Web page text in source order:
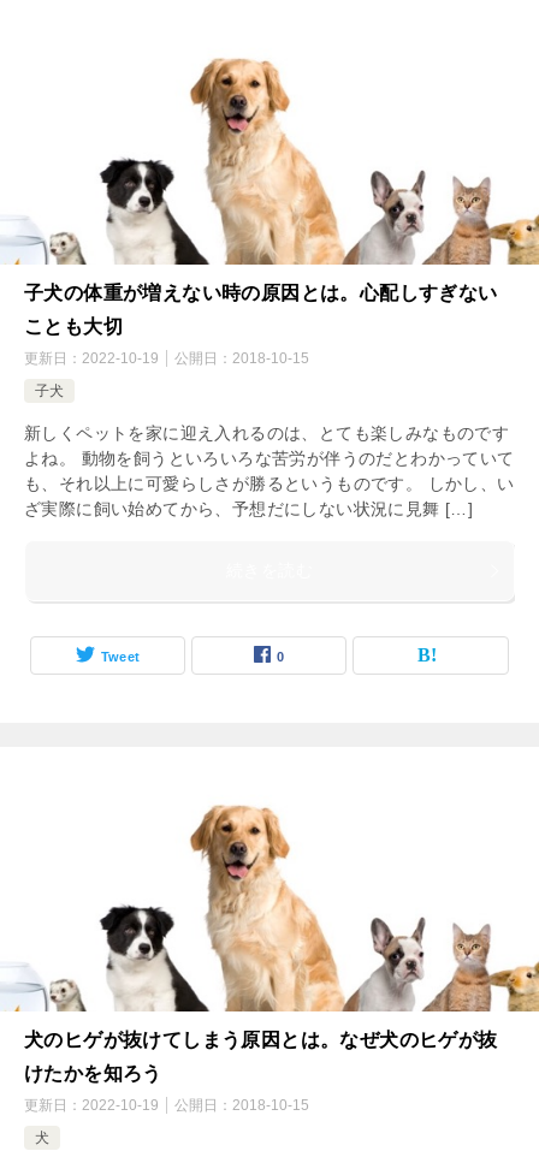
子犬の体重が増えない時の原因とは。心配しすぎない
ことも大切
更新日： 2022-10-19 公開日： 2018-10-15
子犬
新しくペットを家に迎え入れるのは、とても楽しみなものです
よね。 動物を飼うといろいろな苦労が伴うのだとわかっていて
も、それ以上に可愛らしさが勝るというものです。 しかし、い
ざ実際に飼い始めてから、予想だにしない状況に見舞 […]
Tweet 0
犬のヒゲが抜けてしまう原因とは。なぜ犬のヒゲが抜
けたかを知ろう
更新日： 2022-10-19 公開日： 2018-10-15
犬